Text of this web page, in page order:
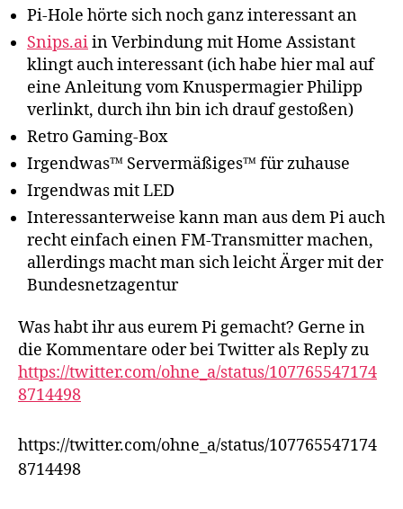
Pi-Hole hörte sich noch ganz interessant an
Snips.aiin Verbindung mit Home Assistant
klingt auch interessant (ich habe hier mal auf
eine Anleitung vom Knuspermagier Philipp
verlinkt, durch ihn bin ich drauf gestoßen)
Retro Gaming-Box
Irgendwas™ Servermäßiges™ für zuhause
Irgendwas mit LED
Interessanterweise kann man aus dem Pi auch
recht einfach einen FM-Transmitter machen,
allerdings macht man sich leicht Ärger mit der
Bundesnetzagentur
Was habt ihr aus eurem Pi gemacht? Gerne in
die Kommentare oder bei Twitter als Reply zu
https://twitter.com/ohne_a/status/107765547174
8714498
https://twitter.com/ohne_a/status/107765547174
8714498